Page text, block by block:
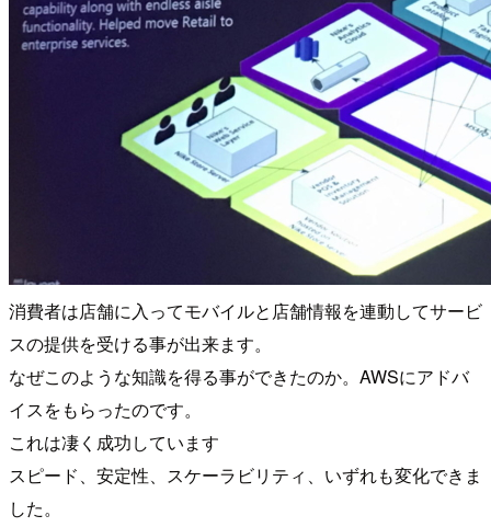
消費者は店舗に入ってモバイルと店舗情報を連動してサービ
スの提供を受ける事が出来ます。
なぜこのような知識を得る事ができたのか。AWSにアドバ
イスをもらったのです。
これは凄く成功しています
スピード、安定性、スケーラビリティ、いずれも変化できま
した。